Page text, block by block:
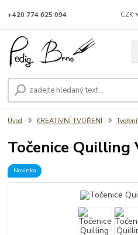
CZK
+420 774 625 094
Úvod KREATIVNÍ TVOŘENÍ
Točenice Quilling
Novinka